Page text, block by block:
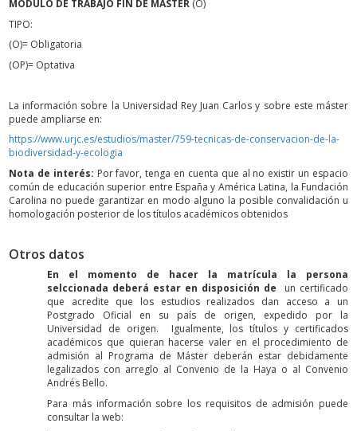
MÓDULO DE TRABAJO FIN DE MÁSTER (O)
TIPO:
(O)= Obligatoria
(OP)= Optativa
La información sobre la Universidad Rey Juan Carlos y sobre este máster
puede ampliarse en:
https://www.urjc.es/estudios/master/759-tecnicas-de-conservacion-de-la-
biodiversidad-y-ecologia
Nota de interés: Por favor, tenga en cuenta que al no existir un espacio
común de educación superior entre España y América Latina, la Fundación
Carolina no puede garantizar en modo alguno la posible convalidación u
homologación posterior de los títulos académicos obtenidos
Otros datos
En el momento de hacer la matrícula la persona
selccionada deberá estar en disposición de un certificado
que acredite que los estudios realizados dan acceso a un
Postgrado Oficial en su país de origen, expedido por la
Universidad de origen. Igualmente, los títulos y certificados
académicos que quieran hacerse valer en el procedimiento de
admisión al Programa de Máster deberán estar debidamente
legalizados con arreglo al Convenio de la Haya o al Convenio
Andrés Bello.
Para más información sobre los requisitos de admisión puede
consultar la web: